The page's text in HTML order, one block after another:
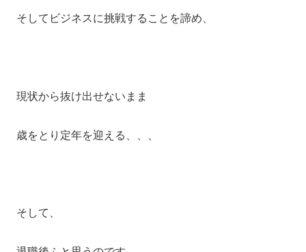
そしてビジネスに挑戦することを諦め、
現状から抜け出せないまま
歳をとり定年を迎える、、、
そして、